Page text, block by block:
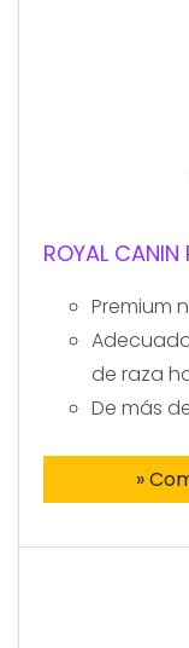
ROYAL
Premium
de raza
De más
»